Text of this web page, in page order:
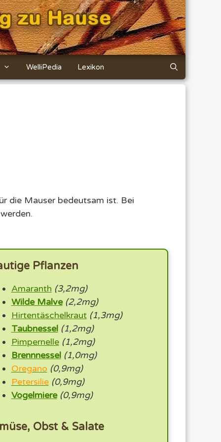
WelliPedia Lexikon
die Mauser bedeutsam ist. Bei
Pflanzen
Amaranth (3,2mg)
Wilde Malve (2,2mg)
Hirtentäschelkraut (1,3mg)
Taubnessel (1,2mg)
Pimpernelle (1,2mg)
Brennnessel (1,0mg)
Oregano (0,9mg)
Petersilie (0,9mg)
Vogelmiere(0,9mg)
Obst & Salate